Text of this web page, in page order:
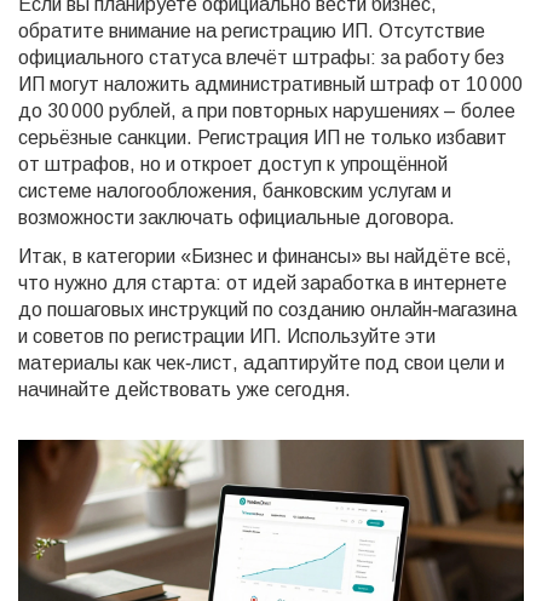
Если вы планируете официально вести бизнес,
обратите внимание на регистрацию ИП. Отсутствие
официального статуса влечёт штрафы: за работу без
ИП могут наложить административный штраф от 10 000
до 30 000 рублей, а при повторных нарушениях – более
серьёзные санкции. Регистрация ИП не только избавит
от штрафов, но и откроет доступ к упрощённой
системе налогообложения, банковским услугам и
возможности заключать официальные договора.
Итак, в категории «Бизнес и финансы» вы найдёте всё,
что нужно для старта: от идей заработка в интернете
до пошаговых инструкций по созданию онлайн‑магазина
и советов по регистрации ИП. Используйте эти
материалы как чек‑лист, адаптируйте под свои цели и
начинайте действовать уже сегодня.